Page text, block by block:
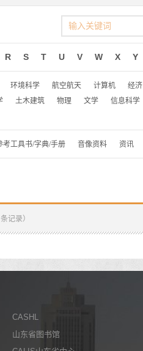
R S T U V W X Y
环境科学 航空航天 计算机
经济
土木建筑 物理 文学 信息科学
考工具书/字典/手册 音像资料 资讯
记录）
CASHL
山东省图书馆